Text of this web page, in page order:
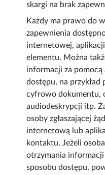
skargi na brak
Każdy ma prawo do
zapewnienia
internetowej,
elementu. Można
informacji za
dostępu, na przykład
cyfrowo dokumentu,
audiodeskrypcji itp.
osoby zgłaszającej
internetową lub
kontaktu. Jeżeli
otrzymania
sposobu dostępu,